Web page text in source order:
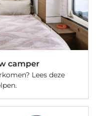
camper
Lees deze